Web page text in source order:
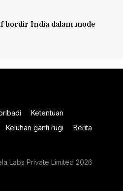
bordir India dalam mode
Ketentuan
Keluhan ganti rugi
Berita
Labs Private Limited 2026